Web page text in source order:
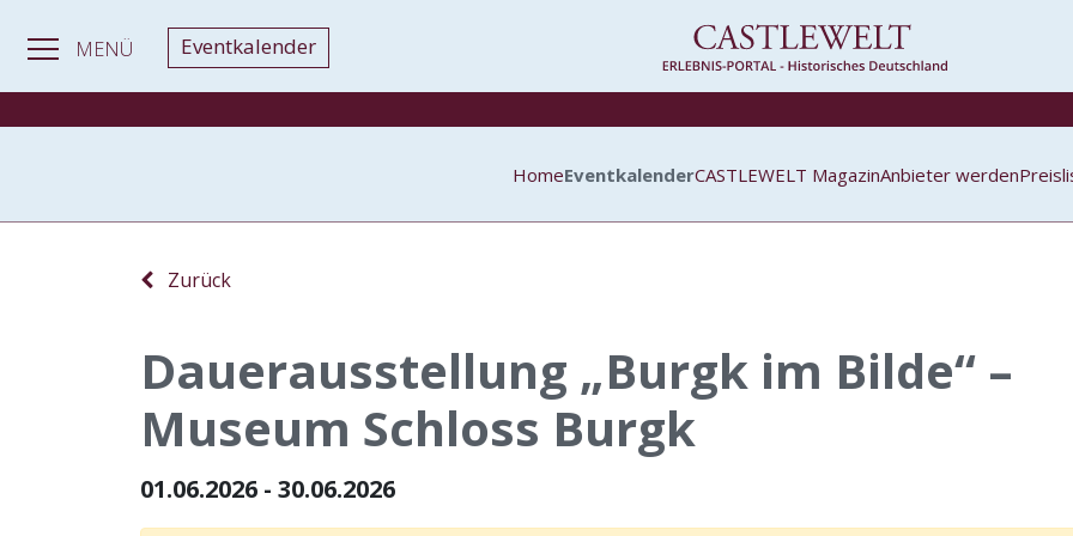
MENÜ Eventkalender
HomeEventkalenderCASTLEWELT MagazinAnbieter werden
Zurück
Dauerausstellung „Burgk im Bilde“ –
Museum Schloss Burgk
01.06.2026 - 30.06.2026